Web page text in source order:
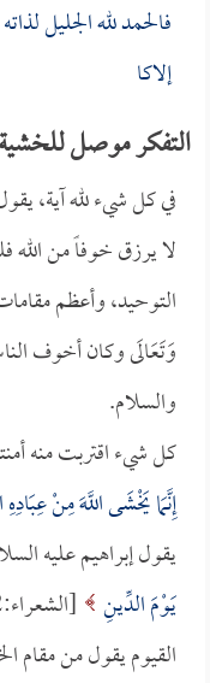
فالحمد لله الجليل
إلاكا
التفكر موصل للخشية
في كل شيء لله آية،
لا يرزق خوفاً من
التوحيد، وأعظم
وَتَعَالَى وكان أخوف
والسلام.
كل شيء اقتربت منه
إِنَّمَا يَخْشَى اللَّهَ مِنْ عِبَادِهِ
يقول إبراهيم عليه
يَوْمَ الدِّينِ
القيوم يقول من مقام